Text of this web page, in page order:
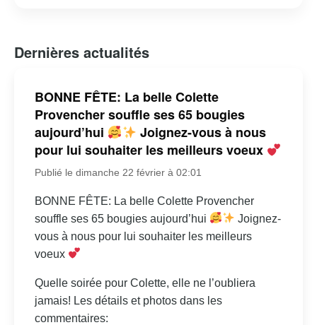
Dernières actualités
BONNE FÊTE: La belle Colette
Provencher souffle ses 65 bougies
aujourd’hui
Joignez-vous à nous
pour lui souhaiter les meilleurs voeux
Publié le dimanche 22 février à 02:01
BONNE FÊTE: La belle Colette Provencher
souffle ses 65 bougies aujourd’hui
Joignez-
vous à nous pour lui souhaiter les meilleurs
voeux
Quelle soirée pour Colette, elle ne l’oubliera
jamais! Les détails et photos dans les
commentaires: